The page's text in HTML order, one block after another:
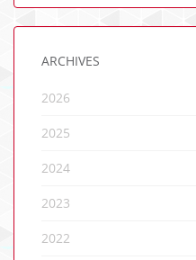
ARCHIVES
2026
2025
2024
2023
2022